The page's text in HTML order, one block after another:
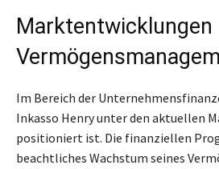
Marktentwicklungen
Im Bereich der
Inkasso Henry unter den aktuellen
positioniert ist. Die finanziellen
beachtliches Wachstum seines